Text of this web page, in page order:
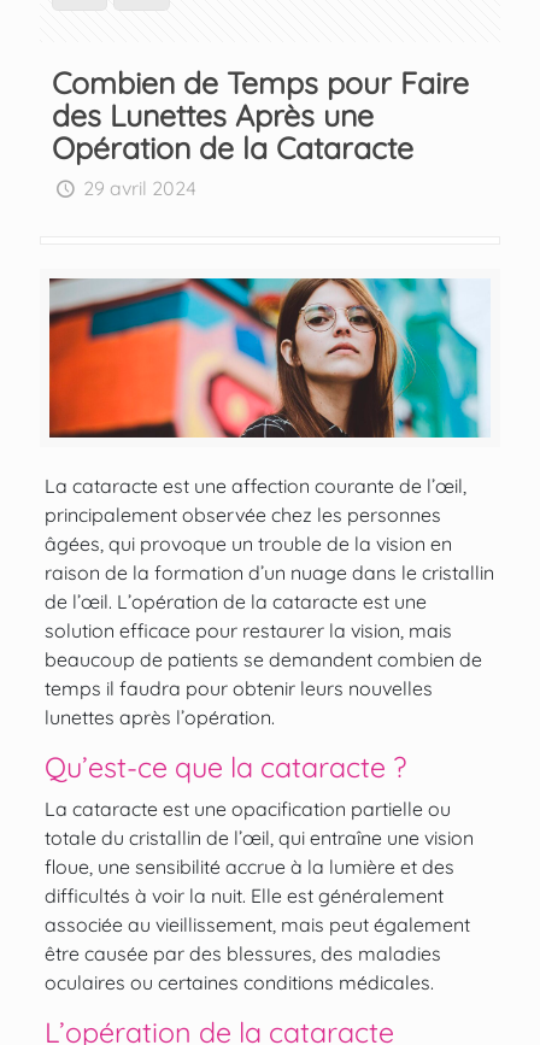
Combien de Temps pour Faire
des Lunettes Après une
Opération de la Cataracte
29 avril 2024
La cataracte est une affection courante de l’œil,
principalement observée chez les personnes
âgées, qui provoque un trouble de la vision en
raison de la formation d’un nuage dans le cristallin
de l’œil. L’opération de la cataracte est une
solution efficace pour restaurer la vision, mais
beaucoup de patients se demandent combien de
temps il faudra pour obtenir leurs nouvelles
lunettes après l’opération.
Qu’est-ce que la cataracte ?
La cataracte est une opacification partielle ou
totale du cristallin de l’œil, qui entraîne une vision
floue, une sensibilité accrue à la lumière et des
difficultés à voir la nuit. Elle est généralement
associée au vieillissement, mais peut également
être causée par des blessures, des maladies
oculaires ou certaines conditions médicales.
L’opération de la cataracte